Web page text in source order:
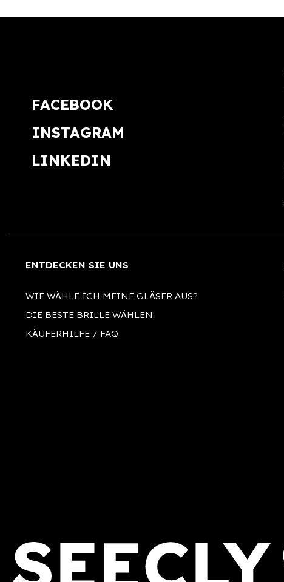
FACEBOOK
INSTAGRAM
LINKEDIN
ENTDECKEN SIE UNS
WIE WÄHLE ICH MEINE GLÄSER AUS?
DIE BESTE BRILLE WÄHLEN
KÄUFERHILFE / FAQ